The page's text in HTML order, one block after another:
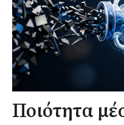
Ποιότητα